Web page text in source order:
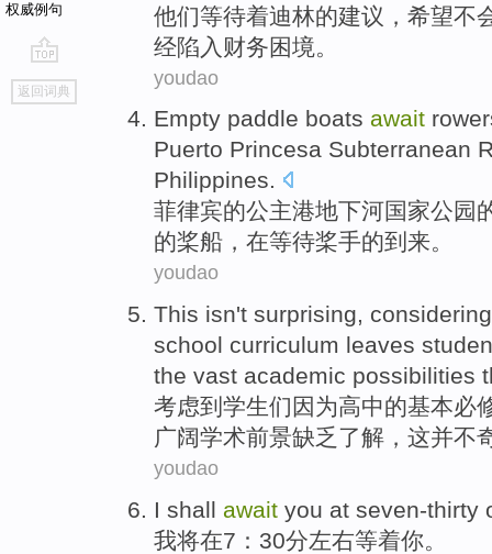
权威例句
go
top
返回词典
他们等待着迪林的建议 ， 希望不
经陷入 财务困境。
youdao
Empty paddle boats await
Puerto Princesa Subterranean
Philippines.
菲律宾的公主港地下河国家公园
的桨船 ， 在等待桨手的到来。
youdao
This isn't surprising, considering
school curriculum leaves
the vast academic possibilities
考虑到 学生们 因为高中的基本必
广阔学术前景缺乏 了解 ， 这并不
youdao
I shall await you at seven-thirty
我将在7：30分左右等着你。